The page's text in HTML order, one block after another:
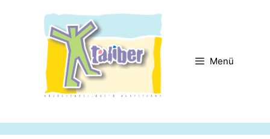
tartalomba
Menü